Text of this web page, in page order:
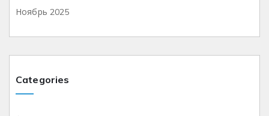
Ноябрь 2025
Categories